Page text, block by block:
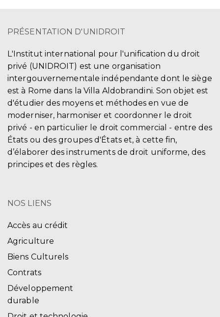
PRÉSENTATION D'UNIDROIT
L'Institut international pour l'unification du droit
privé (UNIDROIT) est une organisation
intergouvernementale indépendante dont le siège
est à Rome dans la Villa Aldobrandini. Son objet est
d'étudier des moyens et méthodes en vue de
moderniser, harmoniser et coordonner le droit
privé - en particulier le droit commercial - entre des
États ou des groupes d'États et, à cette fin,
d’élaborer des instruments de droit uniforme, des
principes et des règles.
NOS LIENS
Accès au crédit
Agriculture
Biens Culturels
Contrats
Développement
durable